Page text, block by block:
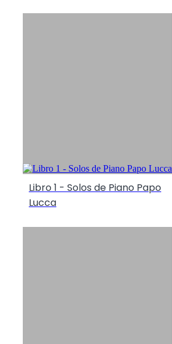
Libro 1 - Solos de Piano Papo
Lucca